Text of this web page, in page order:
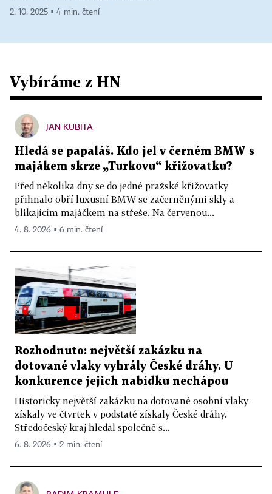
2. 10. 2025 ▪ 4 min. čtení
Vybíráme z HN
JAN KUBITA
Hledá se papaláš. Kdo jel v černém BMW s
majákem skrze „Turkovu“ křižovatku?
Před několika dny se do jedné pražské křižovatky
přihnalo obří luxusní BMW se začerněnými skly a
blikajícím majáčkem na střeše. Na červenou...
4. 8. 2026 ▪ 6 min. čtení
Rozhodnuto: největší zakázku na
dotované vlaky vyhrály České dráhy. U
konkurence jejich nabídku nechápou
Historicky největší zakázku na dotované osobní vlaky
získaly ve čtvrtek v podstatě získaly České dráhy.
Středočeský kraj hledal společně s...
6. 8. 2026 ▪ 2 min. čtení